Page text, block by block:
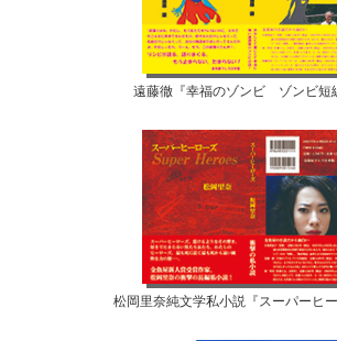
遠藤徹『幸福のゾンビ ゾンビ短
松岡里奈純文学私小説『スーパーヒー